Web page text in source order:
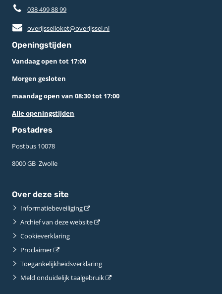
038 499 88 99
overijsselloket@overijssel.nl
Openingstijden
Vandaag open tot 17:00
Morgen gesloten
maandag open van 08:30 tot 17:00
Alle openingstijden
Postadres
Postbus 10078 ­
8000 GB ­ Zwolle
Over deze site
Informatiebeveiliging
Archief van deze website
Cookieverklaring
Proclaimer
Toegankelijkheidsverklaring
Meld onduidelijk taalgebruik